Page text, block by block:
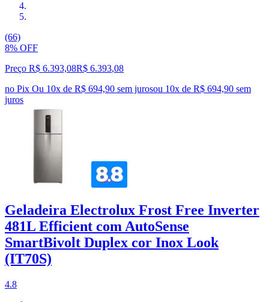
(66)
8% OFF
Preço R$ 6.393,08R$ 6.393,08
no Pix Ou 10x de R$ 694,90 sem jurosou 10x de R$ 694,90 sem
juros
Geladeira Electrolux Frost Free Inverter
481L Efficient com AutoSense
SmartBivolt Duplex cor Inox Look
(IT70S)
4.8